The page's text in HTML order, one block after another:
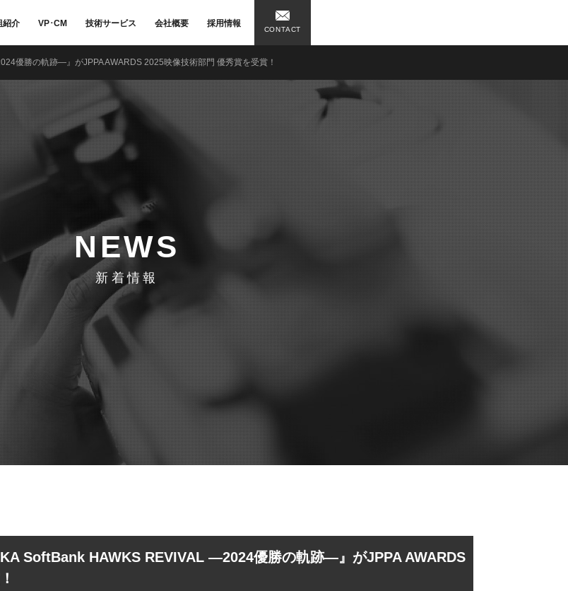
紹介 VP･CM 技術サービス 会社概要 採用情報
CONTACT
優勝の軌跡―』がJPPA AWARDS 2025映像技術部門 優秀賞を受賞！
NEWS
新着情報
SoftBank HAWKS REVIVAL ―2024優勝の軌跡―』がJPPA AWARDS